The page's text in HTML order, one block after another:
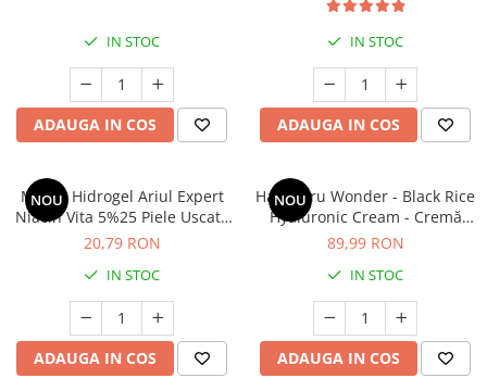
Acceleratoare bronz
Igienă Personală
Deodorante
Mâini și Unghii
Creme mâini
Tratamente unghii
Beauty of Joseon
Mary & May
Multivitamine
Omega
Probiotice
Proteine din zer (Whey Protein)
Scortisoara
Seleniu
IN STOC
ADAUGA IN COS
IN STOC
ADAUGA IN COS
NOU
Mască Hidrogel Ariul Expert
Niacin Vita 5%25 Piele Uscată
și Ternă, 23g
20,79 RON
IN STOC
ADAUGA IN COS
NOU
Haruharu Wonder - Black Rice
Hyaluronic Cream - Cremă
facială hidratantă intens cu
89,99 RON
IN STOC
ADAUGA IN COS